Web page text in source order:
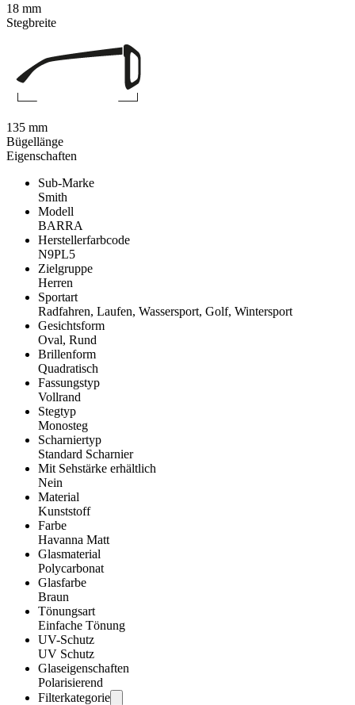
Eigenschaften
Sub-Marke
Smith
Modell
BARRA
Herstellerfarbcode
N9PL5
Zielgruppe
Herren
Sportart
Radfahren, Laufen, Wassersport, Golf, Wintersport
Gesichtsform
Oval, Rund
Brillenform
Quadratisch
Fassungstyp
Vollrand
Stegtyp
Monosteg
Scharniertyp
Standard Scharnier
Mit Sehstärke erhältlich
Nein
Material
Kunststoff
Farbe
Havanna Matt
Glasmaterial
Polycarbonat
Glasfarbe
Braun
Tönungsart
Einfache Tönung
UV-Schutz
UV Schutz
Glaseigenschaften
Polarisierend
Filterkategorie
18 mm
Stegbreite
135 mm
Bügellänge